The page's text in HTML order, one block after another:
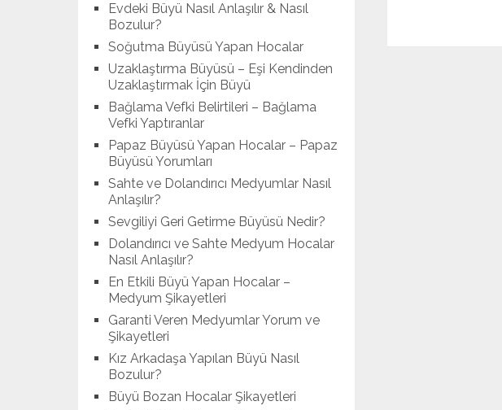
Evdeki Büyü Nasıl Anlaşılır & Nasıl
Bozulur?
Soğutma Büyüsü Yapan Hocalar
Uzaklaştırma Büyüsü – Eşi Kendinden
Uzaklaştırmak İçin Büyü
Bağlama Vefki Belirtileri – Bağlama
Vefki Yaptıranlar
Papaz Büyüsü Yapan Hocalar – Papaz
Büyüsü Yorumları
Sahte ve Dolandırıcı Medyumlar Nasıl
Anlaşılır?
Sevgiliyi Geri Getirme Büyüsü Nedir?
Dolandırıcı ve Sahte Medyum Hocalar
Nasıl Anlaşılır?
En Etkili Büyü Yapan Hocalar –
Medyum Şikayetleri
Garanti Veren Medyumlar Yorum ve
Şikayetleri
Kız Arkadaşa Yapılan Büyü Nasıl
Bozulur?
Büyü Bozan Hocalar Şikayetleri